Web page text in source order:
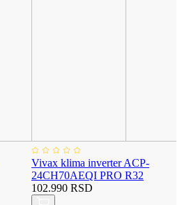
Vivax klima inverter ACP-
24CH70AEQI PRO R32
102.990 RSD